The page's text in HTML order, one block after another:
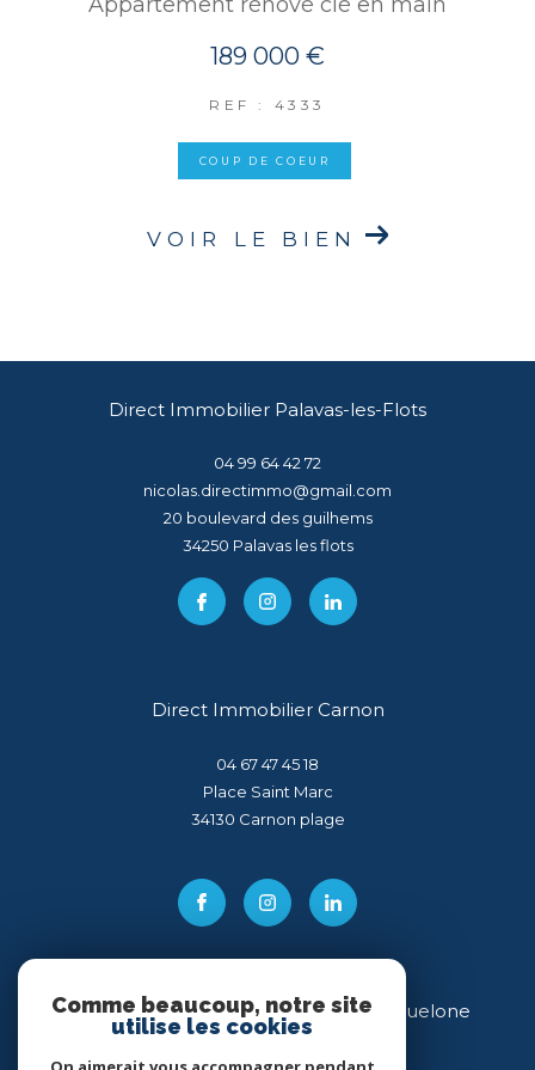
189 000 €
REF : 4333
COUP DE COEUR
VOIR LE BIEN
Direct Immobilier Palavas-les-Flots
04 99 64 42 72
nicolas.directimmo@gmail.com
20 boulevard des guilhems
34250
palavas les flots
Direct Immobilier Carnon
04 67 47 45 18
Place Saint Marc
34130
carnon plage
Direct Immobilier Villeneuve-lès-Maguelone
04 99 54 11 43
Comme beaucoup, notre site
utilise les cookies